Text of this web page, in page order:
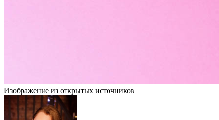
Изображение из открытых источников